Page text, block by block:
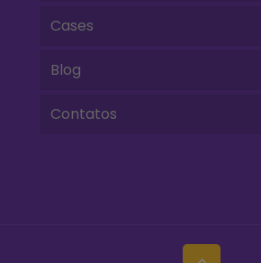
Cases
Blog
Contatos